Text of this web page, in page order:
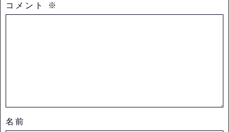
コメント ※
名前